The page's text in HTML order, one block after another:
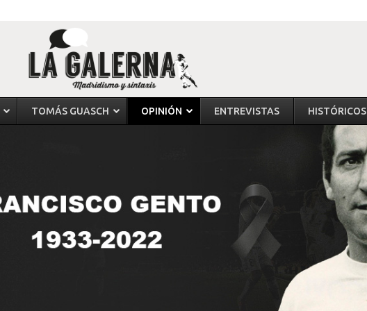
TOMÁS GUASCH OPINIÓN ENTREVISTAS HISTÓRICOS